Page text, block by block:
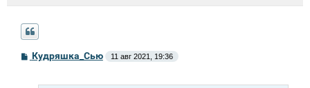
СКудряшка_Сью 11 авг 2021, 19:36